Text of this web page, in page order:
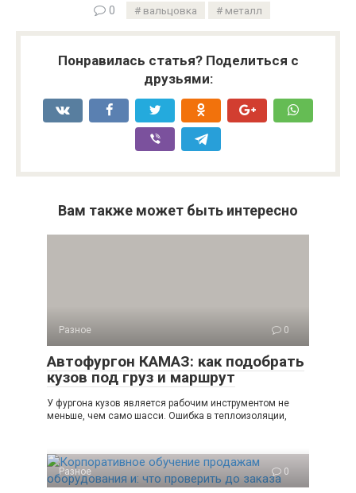
0 вальцовка металл
Понравилась статья? Поделиться с
друзьями:
Вам также может быть интересно
Разное 0
Автофургон КАМАЗ: как подобрать
кузов под груз и маршрут
У фургона кузов является рабочим инструментом не
меньше, чем само шасси. Ошибка в теплоизоляции,
Разное 0